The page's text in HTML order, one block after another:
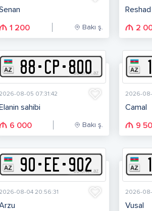
1 200 Bakı ş.
Reshad
2
88-CP-800
08-05 07:31:42
sahibi
6 000 Bakı ş.
2026-
Camal
9
90-EE-902
08-04 20:56:31 2026-08-
Vusal